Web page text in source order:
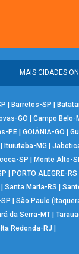
MAIS CIDADES
| Barretos-SP |
GO | Campo Belo-
PE | GOIÂNIA-GO |
| Ituiutaba-MG |
SP | Monte Alto-
| PORTO ALEGRE-RS
| Santa Maria-RS |
| São Paulo
da Serra-MT|
Redonda-RJ |